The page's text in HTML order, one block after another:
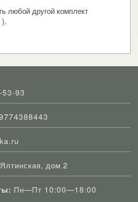
любой другой комплект
93
дом 2
Пн—Пт 10:00—18:00